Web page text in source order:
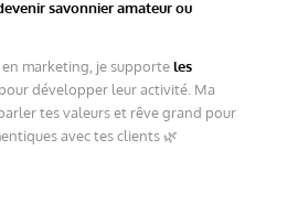
savonnier amateur ou
marketing, je supporteles
pour développer leur activité. Ma
tes valeurs et rêve grand pour
avec tes clients 🌿